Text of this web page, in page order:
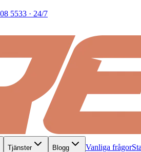
5533 · 24/7
Tjänster Blogg Vanliga frågor